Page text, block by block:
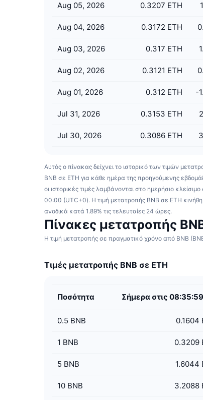
Aug 05, 2026 0.3207 ETH
Aug 04, 2026 0.3172 ETH
Aug 03, 2026 0.317 ETH
Aug 02, 2026 0.3121 ETH
Aug 01, 2026 0.312 ETH -
Jul 31, 2026 0.3153 ETH
Jul 30, 2026 0.3086 ETH
Αυτός ο πίνακας δείχνει το ιστορικό των τιμών
BNB σε ETH για κάθε ημέρα της προηγούμενης
οι ιστορικές τιμές λαμβάνονται στο ημερήσιο κλείσιμο
00:00 (UTC+0). Η τιμή μετατροπής BNB σε ETH
ανοδικά κατά 1.89% τις τελευταίες 24 ώρες.
Πίνακες μετατροπής
Η τιμή μετατροπής σε πραγματικό χρόνο από BNB
Τιμές μετατροπής BNB σε ETH
Ποσότητα Σήμερα στις
0.5 BNB 0.1604
1 BNB 0.3209
5 BNB 1.6044
10 BNB 3.2088